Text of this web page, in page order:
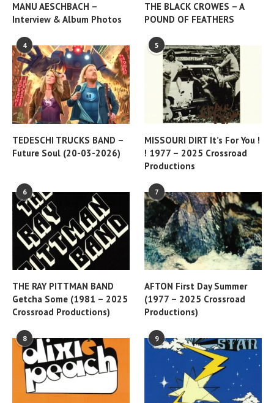
MANU AESCHBACH –
Interview & Album Photos
THE BLACK CROWES – A
POUND OF FEATHERS
4
TEDESCHI TRUCKS BAND –
Future Soul (20-03-2026)
5
MISSOURI DIRT It’s For You !
! 1977 – 2025 Crossroad
Productions
6
THE RAY PITTMAN BAND
Getcha Some (1981 – 2025
Crossroad Productions)
7
AFTON First Day Summer
(1977 – 2025 Crossroad
Productions)
8 9